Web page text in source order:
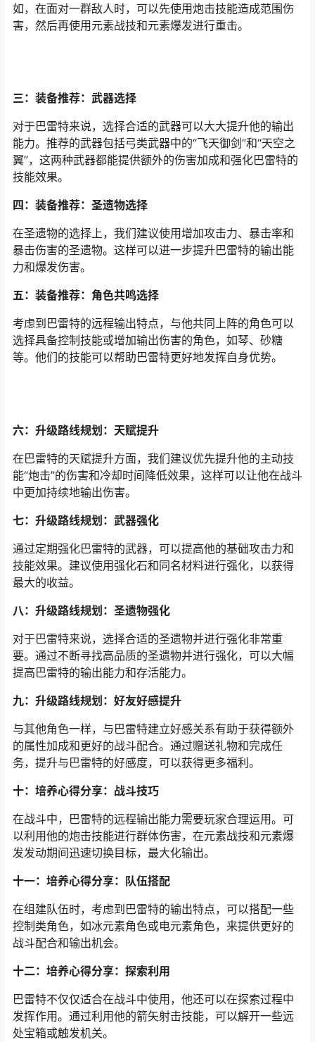
如，在面对一群敌人时，可以先使用炮击技能造成范围伤
害，然后再使用元素战技和元素爆发进行重击。
三：装备推荐：武器选择
对于巴雷特来说，选择合适的武器可以大大提升他的输出
能力。推荐的武器包括弓类武器中的“飞天御剑”和“天空之
翼”，这两种武器都能提供额外的伤害加成和强化巴雷特的
技能效果。
四：装备推荐：圣遗物选择
在圣遗物的选择上，我们建议使用增加攻击力、暴击率和
暴击伤害的圣遗物。这样可以进一步提升巴雷特的输出能
力和爆发伤害。
五：装备推荐：角色共鸣选择
考虑到巴雷特的远程输出特点，与他共同上阵的角色可以
选择具备控制技能或增加输出伤害的角色，如琴、砂糖
等。他们的技能可以帮助巴雷特更好地发挥自身优势。
六：升级路线规划：天赋提升
在巴雷特的天赋提升方面，我们建议优先提升他的主动技
能“炮击”的伤害和冷却时间降低效果，这样可以让他在战斗
中更加持续地输出伤害。
七：升级路线规划：武器强化
通过定期强化巴雷特的武器，可以提高他的基础攻击力和
技能效果。建议使用强化石和同名材料进行强化，以获得
最大的收益。
八：升级路线规划：圣遗物强化
对于巴雷特来说，选择合适的圣遗物并进行强化非常重
要。通过不断寻找高品质的圣遗物并进行强化，可以大幅
提高巴雷特的输出能力和存活能力。
九：升级路线规划：好友好感提升
与其他角色一样，与巴雷特建立好感关系有助于获得额外
的属性加成和更好的战斗配合。通过赠送礼物和完成任
务，提升与巴雷特的好感度，可以获得更多福利。
十：培养心得分享：战斗技巧
在战斗中，巴雷特的远程输出能力需要玩家合理运用。可
以利用他的炮击技能进行群体伤害，在元素战技和元素爆
发发动期间迅速切换目标，最大化输出。
十一：培养心得分享：队伍搭配
在组建队伍时，考虑到巴雷特的输出特点，可以搭配一些
控制类角色，如冰元素角色或电元素角色，来提供更好的
战斗配合和输出机会。
十二：培养心得分享：探索利用
巴雷特不仅仅适合在战斗中使用，他还可以在探索过程中
发挥作用。通过利用他的箭矢射击技能，可以解开一些远
处宝箱或触发机关。